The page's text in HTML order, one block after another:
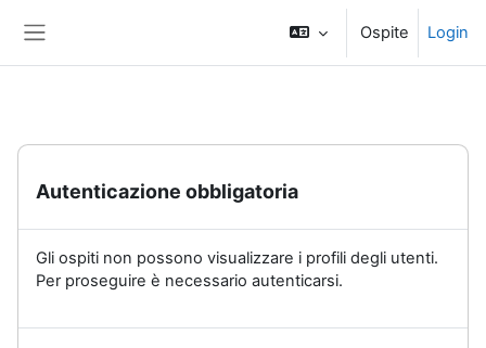
Ospite Login
Autenticazione obbligatoria
Gli ospiti non possono visualizzare i profili degli utenti.
Per proseguire è necessario autenticarsi.